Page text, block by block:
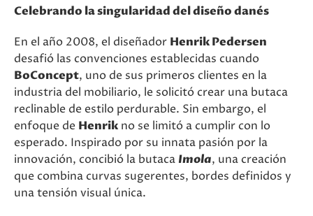
Celebrando la singularidad del diseño danés
En el año 2008, el diseñador Henrik Pedersen
desafió las convenciones establecidas cuando
BoConcept, uno de sus primeros clientes en la
industria del mobiliario, le solicitó crear una butaca
reclinable de estilo perdurable. Sin embargo, el
enfoque de Henrik no se limitó a cumplir con lo
esperado. Inspirado por su innata pasión por la
innovación, concibió la butaca Imola, una creación
que combina curvas sugerentes, bordes definidos y
una tensión visual única.